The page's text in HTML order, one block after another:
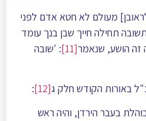
מעולם לא חטא אדם לפני
תחילה חייך שבן בנך עומד
זה הושע, שנאמר[11]
: 'שובה
באורות הקודש חלק ג[12]
:
בעבר הירדן, והיה ראש